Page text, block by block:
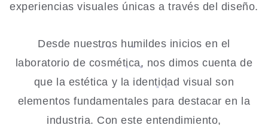
experiencias visuales únicas a través del diseño.
Desde nuestros humildes inicios en el
laboratorio de cosmética, nos dimos cuenta de
que la estética y la identidad visual son
elementos fundamentales para destacar en la
industria. Con este entendimiento,